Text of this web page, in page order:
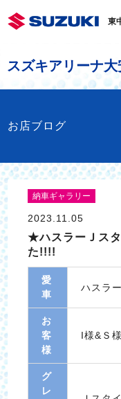
東
スズキアリーナ大
お店ブログ
納車ギャラリー
2023.11.05
★ハスラーＪス
た!!!!
愛
車
ハスラー
お
客
様
I様&Ｓ様
グ
レ